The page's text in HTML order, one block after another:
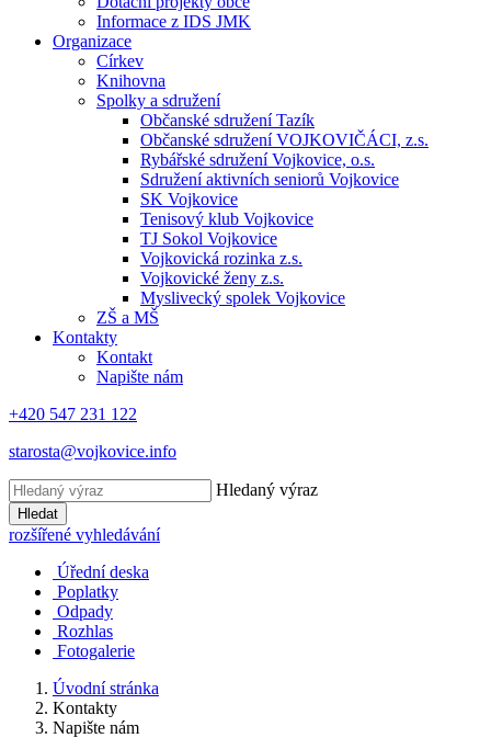
Informace z IDS JMK
Organizace
Církev
Knihovna
Spolky a sdružení
Občanské sdružení Tazík
Občanské sdružení VOJKOVIČÁCI, z.s.
Rybářské sdružení Vojkovice, o.s.
Sdružení aktivních seniorů Vojkovice
SK Vojkovice
Tenisový klub Vojkovice
TJ Sokol Vojkovice
Vojkovická rozinka z.s.
Vojkovické ženy z.s.
Myslivecký spolek Vojkovice
ZŠ a MŠ
Kontakty
Kontakt
Napište nám
+420 547 231 122
starosta@vojkovice.info
Hledaný výraz
Hledat
rozšířené vyhledávání
Úřední deska
Poplatky
Odpady
Rozhlas
Fotogalerie
Úvodní stránka
Kontakty
Napište nám